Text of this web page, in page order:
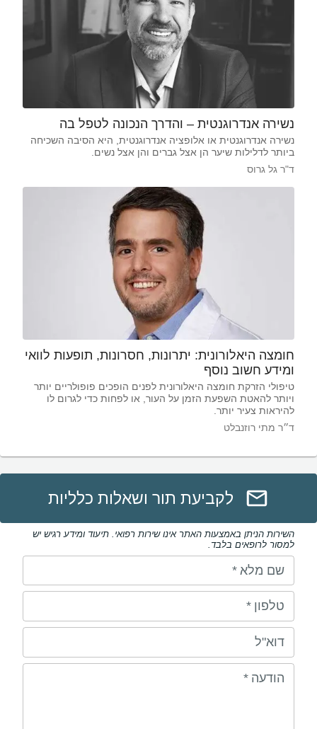
נשירה אנדרוגנטית – והדרך הנכונה לטפל בה
נשירה אנדרוגנטית או אלופציה אנדרוגנטית, היא הסיבה השכיחה
ביותר לדלילות שיער הן אצל גברים והן אצל נשים.
ד"ר גל גרוס
חומצה היאלורונית: יתרונות, חסרונות, תופעות לוואי
ומידע חשוב נוסף
טיפולי הזרקת חומצה היאלורונית לפנים הופכים פופולריים יותר
ויותר להאטת השפעת הזמן על העור, או לפחות כדי לגרום לו
להיראות צעיר יותר.
ד״ר מתי רוזנבלט
לקביעת תור ושאלות כלליות
השירות הניתן באמצעות האתר אינו שירות רפואי. תיעוד ומידע רגיש יש
למסור לרופאים בלבד.
שם מלא *
טלפון *
דוא"ל
הודעה *